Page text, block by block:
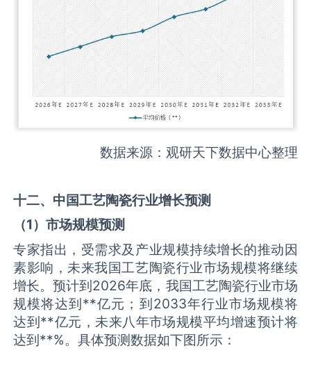
数据来源：观研天下数据中心整理
十二、中国工艺陶瓷行业增长预测
（1）市场规模预测
专家指出，受需求及产业规模持续增长的推动因
素影响，未来我国工艺陶瓷行业市场规模将继续
增长。预计到2026年底，我国工艺陶瓷行业市场
规模将达到**亿元；到2033年行业市场规模将
达到**亿元，未来八年市场规模平均增速预计将
达到**%。具体预测数据如下图所示：